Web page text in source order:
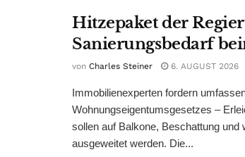
Hitzepaket der
Sanierungsbedarf
von Charles Steiner 6. AUGUST 2026
Immobilienexperten fordern
Wohnungseigentumsgesetzes –
sollen auf Balkone, Beschattung und
ausgeweitet werden. Die...